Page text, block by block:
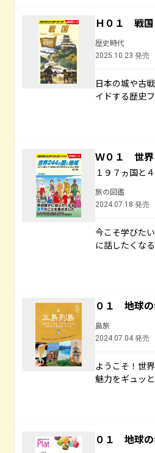
Ｈ０１ 戦国
歴史時代
2025.10.23 発売
日本の城や古
イドする歴史
Ｗ０１ 世界
１９７ヵ国と
旅の図鑑
2024.07.18 発売
今こそ学びた
に話したくな
０１ 地球
島旅
2024.07.04 発売
ようこそ！世
魅力をギュッ
０１ 地球